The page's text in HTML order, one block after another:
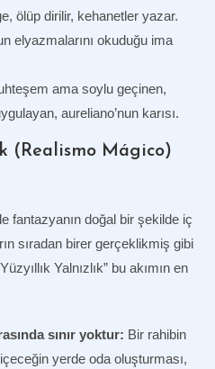
ölüp dirilir, kehanetler yazar.
elyazmalarını okuduğu ima
ama soylu geçinen,
aureliano’nun karısı.
(Realismo Mágico)
fantazyanın doğal bir şekilde iç
sıradan birer gerçeklikmiş gibi
Yalnızlık” bu akımın en
sınır yoktur: Bir rahibin
yerde oda oluşturması,